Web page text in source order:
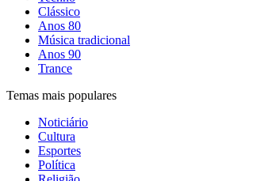
Clássico
Anos 80
Música tradicional
Anos 90
Trance
Temas mais populares
Noticiário
Cultura
Esportes
Política